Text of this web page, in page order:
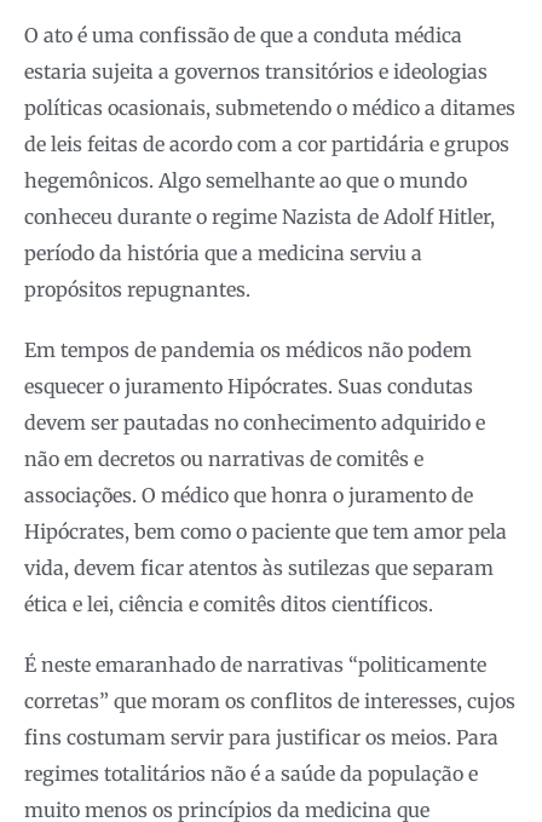
O ato é uma confissão de que a conduta médica
estaria sujeita a governos transitórios e ideologias
políticas ocasionais, submetendo o médico a ditames
de leis feitas de acordo com a cor partidária e grupos
hegemônicos. Algo semelhante ao que o mundo
conheceu durante o regime Nazista de Adolf Hitler,
período da história que a medicina serviu a
propósitos repugnantes.
Em tempos de pandemia os médicos não podem
esquecer o juramento Hipócrates. Suas condutas
devem ser pautadas no conhecimento adquirido e
não em decretos ou narrativas de comitês e
associações. O médico que honra o juramento de
Hipócrates, bem como o paciente que tem amor pela
vida, devem ficar atentos às sutilezas que separam
ética e lei, ciência e comitês ditos científicos.
É neste emaranhado de narrativas “politicamente
corretas” que moram os conflitos de interesses, cujos
fins costumam servir para justificar os meios. Para
regimes totalitários não é a saúde da população e
muito menos os princípios da medicina que